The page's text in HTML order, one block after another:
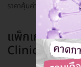
ราคาคุ้มค่า ราคาเหมาะส
แพ็กเกจอื่นจา
Clinic